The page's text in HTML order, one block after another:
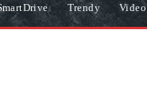
Trendy Video